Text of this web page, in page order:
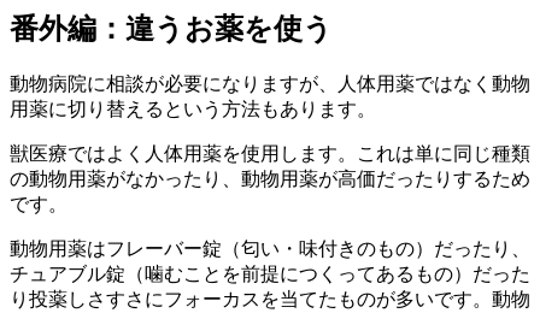
番外編：違うお薬を使う
動物病院に相談が必要になりますが、人体用薬ではなく動物
用薬に切り替えるという方法もあります。
獣医療ではよく人体用薬を使用します。これは単に同じ種類
の動物用薬がなかったり、動物用薬が高価だったりするため
です。
動物用薬はフレーバー錠（匂い・味付きのもの）だったり、
チュアブル錠（噛むことを前提につくってあるもの）だった
り投薬しさすさにフォーカスを当てたものが多いです。動物